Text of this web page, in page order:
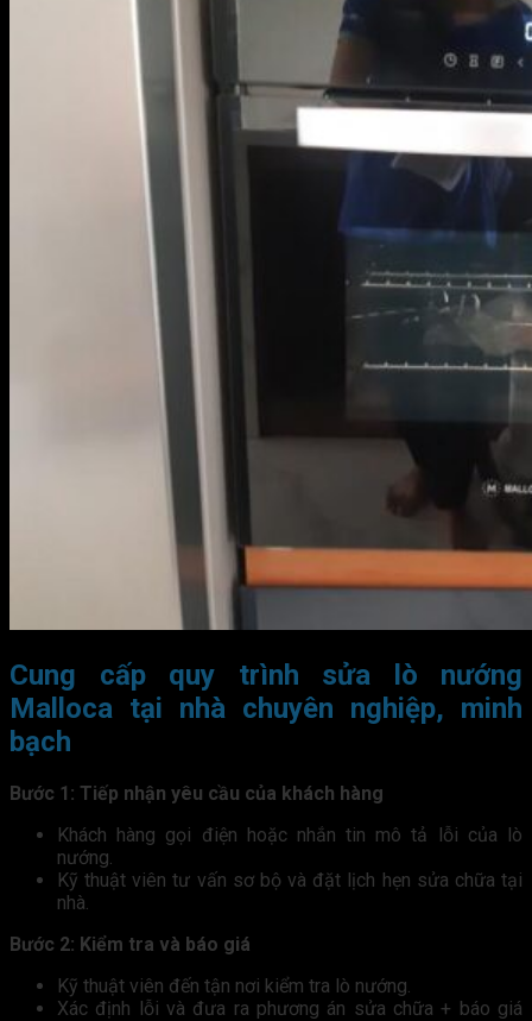
Cung cấp quy trình sửa lò nướng
Malloca tại nhà chuyên nghiệp, minh
bạch
Bước 1: Tiếp nhận yêu cầu của khách hàng
Khách hàng gọi điện hoặc nhắn tin mô tả lỗi của lò
nướng.
Kỹ thuật viên tư vấn sơ bộ và đặt lịch hẹn sửa chữa tại
nhà.
Bước 2: Kiểm tra và báo giá
Kỹ thuật viên đến tận nơi kiểm tra lò nướng.
Xác định lỗi và đưa ra phương án sửa chữa + báo giá